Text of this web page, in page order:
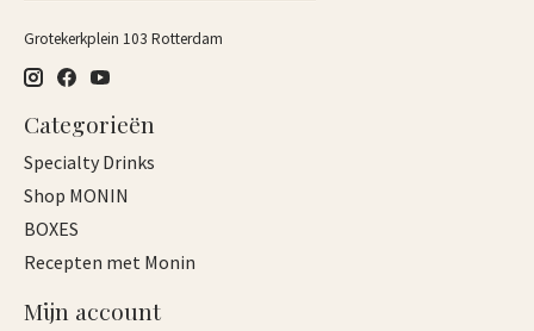
Grotekerkplein 103 Rotterdam
Categorieën
Specialty Drinks
Shop MONIN
BOXES
Recepten met Monin
Mijn account